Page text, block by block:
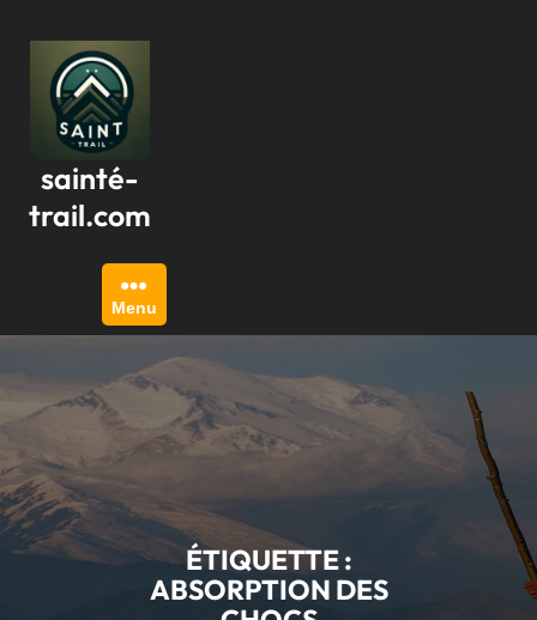
contenu
sainté-
trail.com
Menu
ÉTIQUETTE :
ABSORPTION DES